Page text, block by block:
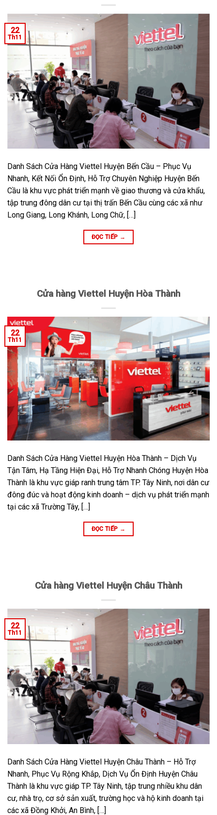
22
Th11
Danh Sách Cửa Hàng Viettel Huyện Bến Cầu – Phục Vụ
Nhanh, Kết Nối Ổn Định, Hỗ Trợ Chuyên Nghiệp Huyện Bến
Cầu là khu vực phát triển mạnh về giao thương và cửa khẩu,
tập trung đông dân cư tại thị trấn Bến Cầu cùng các xã như
Long Giang, Long Khánh, Long Chữ, […]
ĐỌC TIẾP →
Cửa hàng Viettel Huyện Hòa Thành
22
Th11
Danh Sách Cửa Hàng Viettel Huyện Hòa Thành – Dịch Vụ
Tận Tâm, Hạ Tầng Hiện Đại, Hỗ Trợ Nhanh Chóng Huyện Hòa
Thành là khu vực giáp ranh trung tâm TP. Tây Ninh, nơi dân cư
đông đúc và hoạt động kinh doanh – dịch vụ phát triển mạnh
tại các xã Trường Tây, […]
ĐỌC TIẾP →
Cửa hàng Viettel Huyện Châu Thành
22
Th11
Danh Sách Cửa Hàng Viettel Huyện Châu Thành – Hỗ Trợ
Nhanh, Phục Vụ Rộng Khắp, Dịch Vụ Ổn Định Huyện Châu
Thành là khu vực giáp TP. Tây Ninh, tập trung nhiều khu dân
cư, nhà trọ, cơ sở sản xuất, trường học và hộ kinh doanh tại
các xã Đồng Khởi, An Bình, […]